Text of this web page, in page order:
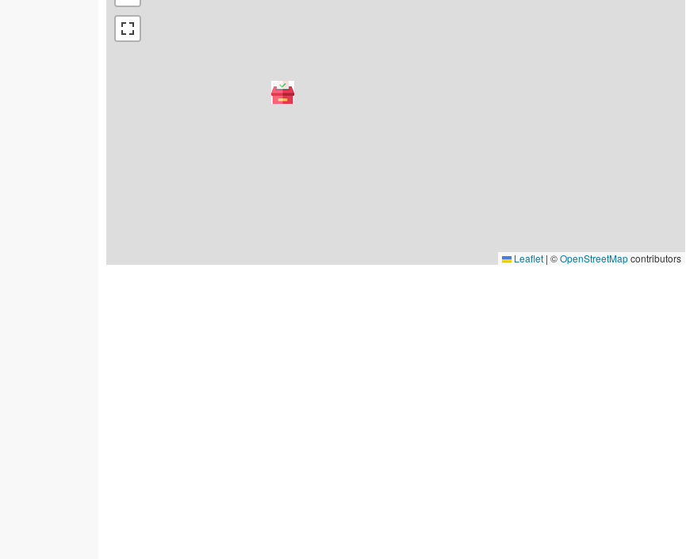
Leaflet | ©OpenStreetMapcontributors